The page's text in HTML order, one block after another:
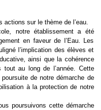
actions sur le thème de l’eau
notre établissement a été
en faveur de l’Eau. Les
l’implication des élèves et
ainsi que la cohérence
au long de l’année. Cette
de notre démarche de
à la protection de notre
poursuivons cette démarche